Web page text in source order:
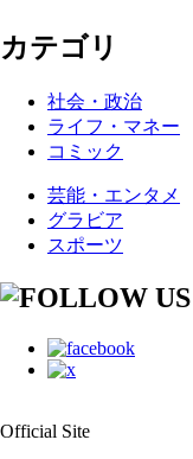
カテゴリ
社会・政治
ライフ・マネー
コミック
芸能・エンタメ
グラビア
スポーツ
Official Site